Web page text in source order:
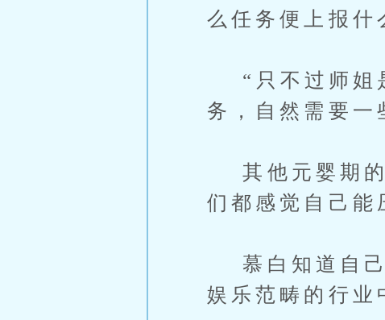
么任务便上报什
“只不过师姐
务，自然需要一
其他元婴期的
们都感觉自己能
慕白知道自己
娱乐范畴的行业